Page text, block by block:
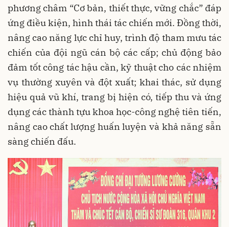
phương châm “Cơ bản, thiết thực, vững chắc” đáp
ứng điều kiện, hình thái tác chiến mới. Đồng thời,
nâng cao năng lực chỉ huy, trình độ tham mưu tác
chiến của đội ngũ cán bộ các cấp; chủ động bảo
đảm tốt công tác hậu cần, kỹ thuật cho các nhiệm
vụ thường xuyên và đột xuất; khai thác, sử dụng
hiệu quả vũ khí, trang bị hiện có, tiếp thu và ứng
dụng các thành tựu khoa học-công nghệ tiên tiến,
nâng cao chất lượng huấn luyện và khả năng sẵn
sàng chiến đấu.